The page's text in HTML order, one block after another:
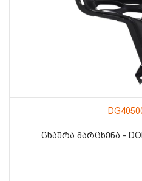
ᲪᲮᲐᲣᲠᲐ ᲛᲐᲠᲪᲮᲔᲜᲐ -